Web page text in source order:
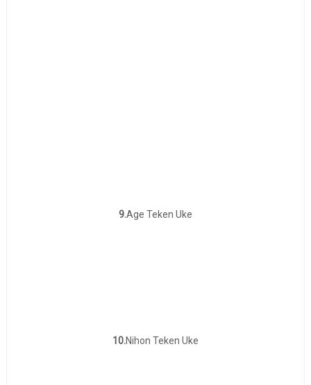
9.Age Teken Uke
10.Nihon Teken Uke